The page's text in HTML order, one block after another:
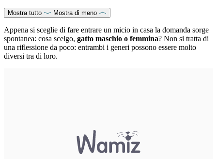
Mostra tutto Mostra di meno
Appena si sceglie di fare entrare un micio in casa la domanda sorge
spontanea: cosa scelgo, gatto maschio o femmina? Non si tratta di
una riflessione da poco: entrambi i generi possono essere molto
diversi tra di loro.